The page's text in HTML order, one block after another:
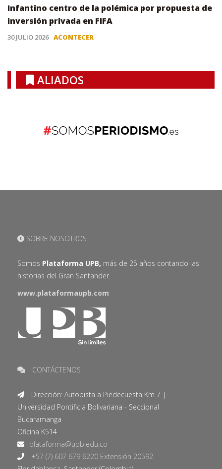
Infantino centro de la polémica por propuesta de
inversión privada en FIFA
30 JULIO 2026 ACONTECER
ALIADOS
SOBRE NOSOTROS
Somos Plataforma UPB, más de 25 años contando las
historias del Gran Santander.
www.plataformaupb.com
CONTÁCTENOS
Dirección: Autopista a Piedecuesta Km 7 |
Universidad Pontificia Bolivariana - Seccional
Bucaramanga
Oficina K514
+57 (7) 607 679 6220 Extensión 20592